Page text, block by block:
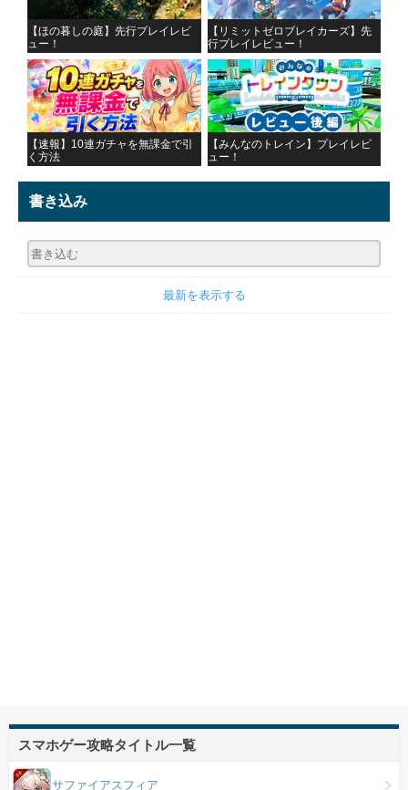
【ほの暮しの庭】先行プレイレビ
ュー！
【リミットゼロブレイカーズ】先
行プレイレビュー！
【速報】10連ガチャを無課金で引
く方法
【みんなのトレイン】プレイレビ
ュー！
書き込み
最新を表示する
スマホゲー攻略タイトル一覧
サファイアスフィア